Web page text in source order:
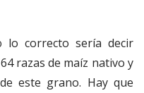
lo correcto sería decir
razas de maíz nativo y
este grano. Hay que